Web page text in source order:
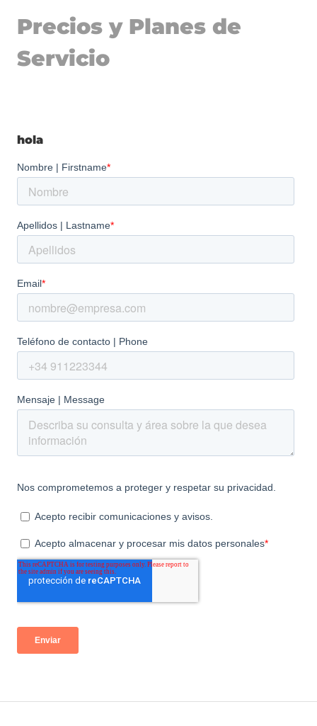
Precios y Planes de
Servicio
hola